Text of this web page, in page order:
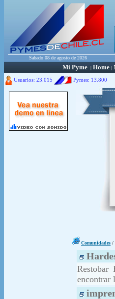
Sabado 08 de agosto de 2026
Mi Pyme | Home |
Usuarios: 23.015 Pymes: 13.800
Comunidades /
Restobar
encontrar